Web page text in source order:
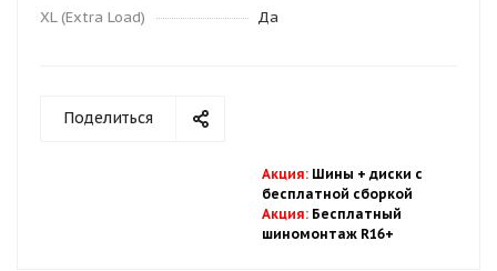
XL (Extra Load)
Да
Поделиться
Акция: Шины + диски с
бесплатной сборкой
Акция: Бесплатный
шиномонтаж R16+